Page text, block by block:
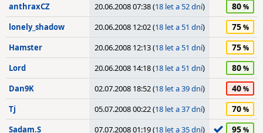
anthraxCZ 20.06.2008 07:38 (18 let a 52 dní) 80
lonely_shadow 20.06.2008 12:02 (18 let a 51 dní) 75
Hamster 20.06.2008 12:13 (18 let a 51 dní) 75
Lord 20.06.2008 14:18 (18 let a 51 dní) 80
Dan9K 02.07.2008 18:52 (18 let a 39 dní) 40
Tj 05.07.2008 00:22 (18 let a 37 dní) 70
Sadam.S 07.07.2008 01:19 (18 let a 35 dní) 95